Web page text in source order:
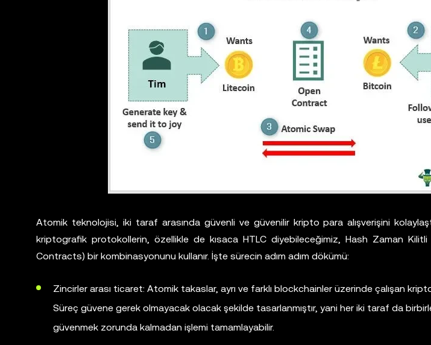
Atomik teknolojisi, iki taraf arasında güvenli ve güvenilir kripto para alışverişini
kriptografik protokollerin, özellikle de kısaca HTLC diyebileceğimiz, Hash Zaman
Contracts) bir kombinasyonunu kullanır. İşte sürecin adım adım dökümü:
Zincirler arası ticaret: Atomik takaslar, ayrı ve farklı blockchainler üzerinde çalışan
Süreç güvene gerek olmayacak olacak şekilde tasarlanmıştır, yani her iki taraf da
güvenmek zorunda kalmadan işlemi tamamlayabilir.